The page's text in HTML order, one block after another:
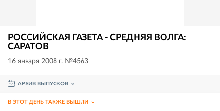
РОССИЙСКАЯ ГАЗЕТА - СРЕДНЯЯ ВОЛГА:
САРАТОВ
16 января 2008 г. №4563
АРХИВ ВЫПУСКОВ
В ЭТОТ ДЕНЬ ТАКЖЕ ВЫШЛИ